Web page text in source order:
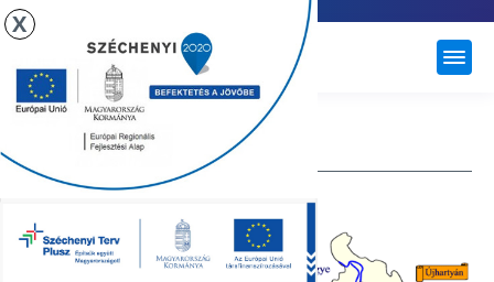
ÚJHARTYÁN
MEGKÖZELÍTÉS
X